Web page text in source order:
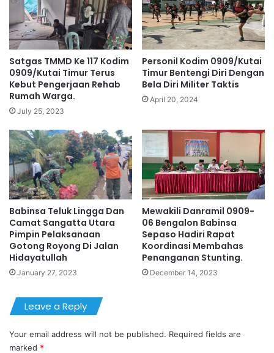
Satgas TMMD Ke 117 Kodim
0909/Kutai Timur Terus
Kebut Pengerjaan Rehab
Rumah Warga.
July 25, 2023
Personil Kodim 0909/Kutai
Timur Bentengi Diri Dengan
Bela Diri Militer Taktis
April 20, 2024
Babinsa Teluk Lingga Dan
Camat Sangatta Utara
Pimpin Pelaksanaan
Gotong Royong Di Jalan
Hidayatullah
January 27, 2023
Mewakili Danramil 0909-
06 Bengalon Babinsa
Sepaso Hadiri Rapat
Koordinasi Membahas
Penanganan Stunting.
December 14, 2023
Leave a Reply
Your email address will not be published. Required fields are
marked *